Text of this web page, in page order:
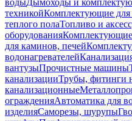
водыДымоходы и
техникойКомплектующие для
теплого полаТопливо и
оборудования
для каминов, печей
водонагревателей
вантузыПрочистные машины
канализацииТрубы, фитинги
канализационные
огражденияАвтоматика для
изделияСаморезы, шурупы